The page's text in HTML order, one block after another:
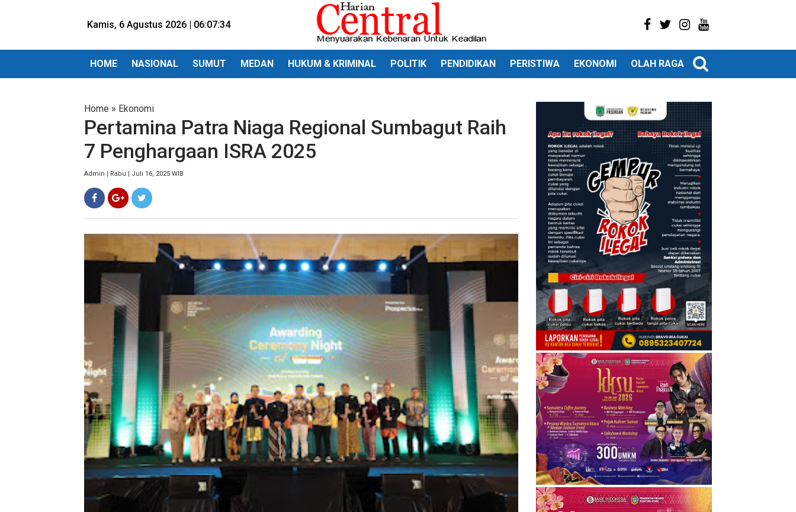
Kamis, 6 Agustus 2026 | 06:07:36
HOME NASIONAL SUMUT MEDAN HUKUM & KRIMINAL POLITIK PENDIDIKAN PERISTIWA EKONOMI OLAH RAGA
Home » Ekonomi
Pertamina Patra Niaga Regional Sumbagut Raih
7 Penghargaan ISRA 2025
Admin | Rabu | Juli 16, 2025 WIB